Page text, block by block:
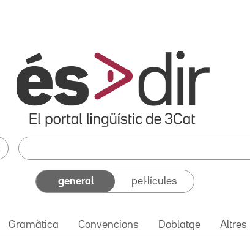
general pel·lícules
Gramàtica Convencions Doblatge Altres